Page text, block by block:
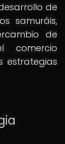
de
samuráis,
de
comercio
estrategias